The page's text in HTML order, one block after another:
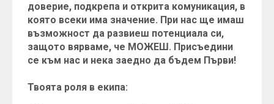
доверие, подкрепа и открита комуникация, в
която всеки има значение. При нас ще имаш
възможност да развиеш потенциала си,
защото вярваме, че МОЖЕШ. Присъедини
се към нас и нека заедно да бъдем Първи!
Твоята роля в екипа: